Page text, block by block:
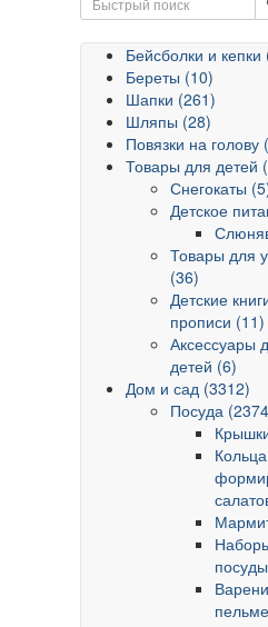
Бейсболки и кепки
Береты (10)
Шапки (261)
Шляпы (28)
Повязки на голову
Товары для детей
Снегокаты
Детское
Товары для
(36)
Детские
прописи (11)
Аксессуары
детей (6)
Дом и сад (3312)
Посуда